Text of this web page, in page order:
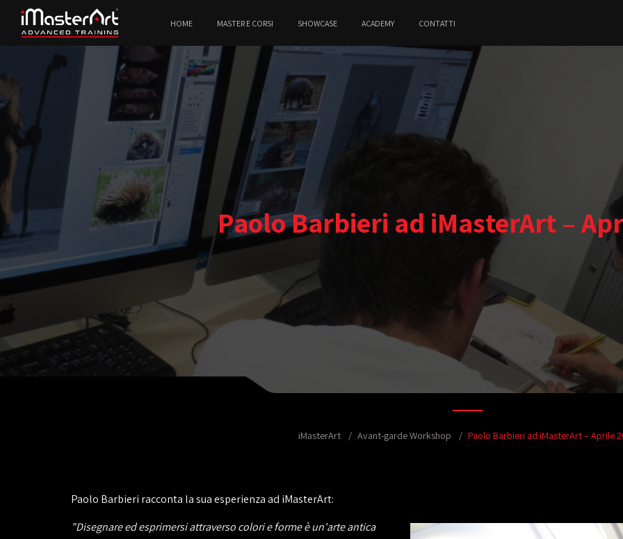
HOME MASTER E CORSI SHOWCASE ACADEMY CONTATTI
Paolo Barbieri ad iMasterArt –
iMasterArt Avant-garde Workshop Paolo Barbieri ad iMasterArt – Aprile
Paolo Barbieri racconta la sua esperienza ad iMasterArt:
"Disegnare ed esprimersi attraverso colori e forme è un'arte antica